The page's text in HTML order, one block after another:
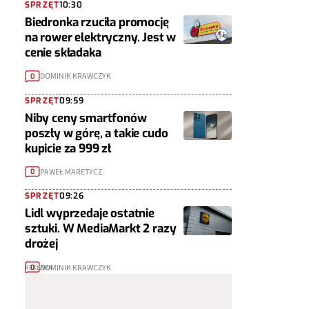
SPRZĘT10:30
Biedronka rzuciła promocję
na rower elektryczny. Jest w
cenie składaka
0 DOMINIK KRAWCZYK
SPRZĘT09:59
Niby ceny smartfonów
poszły w górę, a takie cudo
kupicie za 999 zł
0 PAWEŁ MARETYCZ
SPRZĘT09:26
Lidl wyprzedaje ostatnie
sztuki. W MediaMarkt 2 razy
drożej
0 DOMINIK KRAWCZYK